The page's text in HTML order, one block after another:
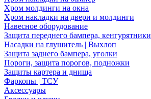
Хром молдинги на окна
Хром накладки на двери и молдинги
Навесное оборудование
Защита переднего бампера, кенгурятники
Насадки на глушитель | Выхлоп
Защита заднего бампера, уголки
Пороги, защита порогов, подножки
Защиты картера и днища
Фаркопы | ТСУ
Аксессуары